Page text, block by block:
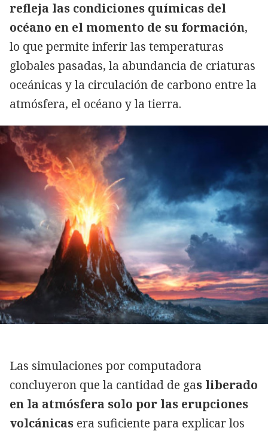
refleja las condiciones químicas del
océano en el momento de su formación,
lo que permite inferir las temperaturas
globales pasadas, la abundancia de criaturas
oceánicas y la circulación de carbono entre la
atmósfera, el océano y la tierra.
Las simulaciones por computadora
concluyeron que la cantidad de gas liberado
en la atmósfera solo por las erupciones
volcánicas era suficiente para explicar los